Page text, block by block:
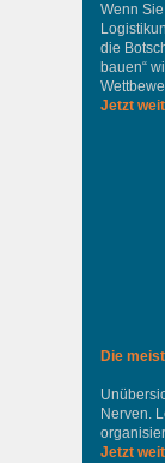
Wenn
die
bauen“
Jetzt
Die
Nerven.
Jetzt